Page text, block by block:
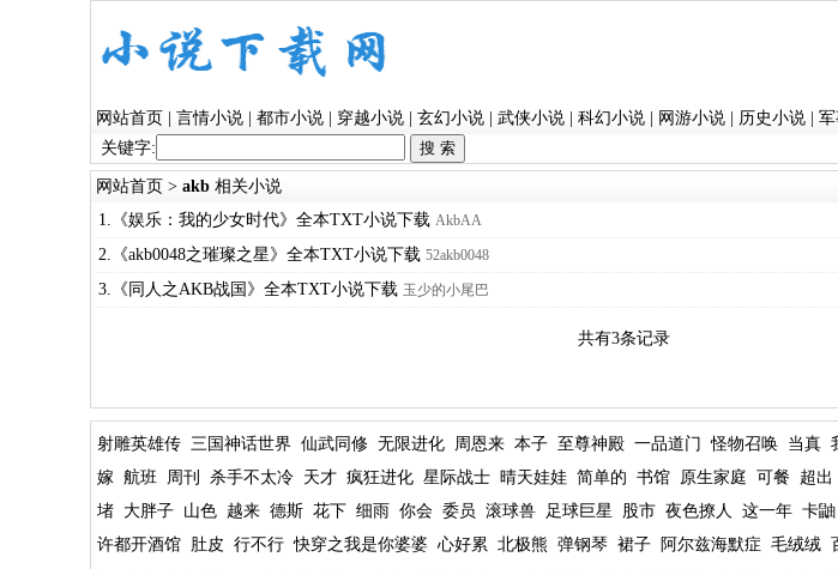
网站首页 言情小说| 都市小说| 穿越小说| 玄幻小说| 武侠小说| 科幻小说| 网游小说| 历史小说|
关键字:
网站首页 > akb 相关小说
1.《娱乐：我的少女时代》全本TXT小说下载 AkbAA
2.《akb0048之璀璨之星》全本TXT小说下载 52akb0048
3.《同人之AKB战国》全本TXT小说下载 玉少的小尾巴
共有3条记录
射雕英雄传 三国神话世界 仙武同修 无限进化 周恩来 本子 至尊神殿 一品道门 怪物召唤 当真
嫁 航班 周刊 杀手不太冷 天才 疯狂进化 星际战士 晴天娃娃 简单的 书馆 原生家庭 可餐 超出
堵 大胖子 山色 越来 德斯 花下 细雨 你会 委员 滚球兽 足球巨星 股市 夜色撩人 这一年 卡鼬
许都开酒馆 肚皮 行不行 快穿之我是你婆婆 心好累 北极熊 弹钢琴 裙子 阿尔兹海默症 毛绒绒